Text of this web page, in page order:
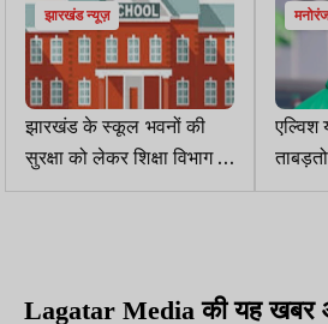
झारखंड न्यूज़
झारखंड के स्कूल भवनों की
सुरक्षा को लेकर शिक्षा विभाग ने
जारी किया निर्देश
एल्विश
ली
Lagatar Media की यह खबर